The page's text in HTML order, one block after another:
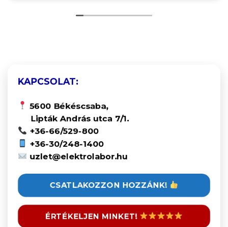
KAPCSOLAT:
5600 Békéscsaba,
Lipták András utca 7/1.
+36-66/529-800
+36-30/248-1400
uzlet@elektrolabor.hu
CSATLAKOZZON HOZZÁNK!
ÉRTÉKELJEN MINKET!